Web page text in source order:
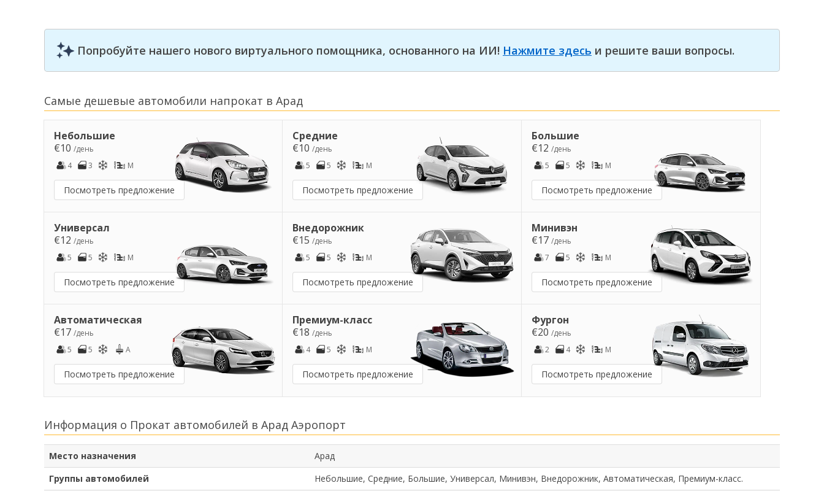
Попробуйте нашего нового виртуального помощника, основанного на ИИ! Нажмите здесь и решите ваши вопросы.
Самые дешевые автомобили напрокат в Арад
Небольшие
€10 /день
4
3 M
Посмотреть предложение
Средние
€10/день
5
5 M
Посмотреть предложение
Большие
€12 /день
5
5 M
Посмотреть предложение
Универсал
€12 /день
5
5 M
Посмотреть предложение
Внедорожник
€15/день
5
5 M
Посмотреть предложение
Минивэн
€17 /день
7
5 M
Посмотреть предложение
Автоматическая
€17 /день
5
5 A
Посмотреть предложение
Премиум-класс
€18/день
4
5 M
Посмотреть предложение
Фургон
€20 /день
2
4 M
Посмотреть предложение
Информация о Прокат автомобилей в Арад Аэропорт
Место назначения
Арад
Группы автомобилей
Небольшие, Средние, Большие, Универсал, Минивэн, Внедорожник, Автоматическая, Премиум-класс.